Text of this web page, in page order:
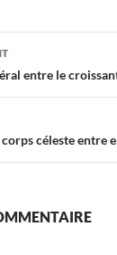
entre le
céleste entre